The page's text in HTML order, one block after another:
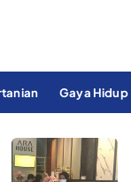
Gaya Hidup